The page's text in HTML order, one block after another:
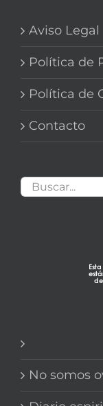
Aviso Legal
Política de
Política de
Contacto
Buscar:
No somos